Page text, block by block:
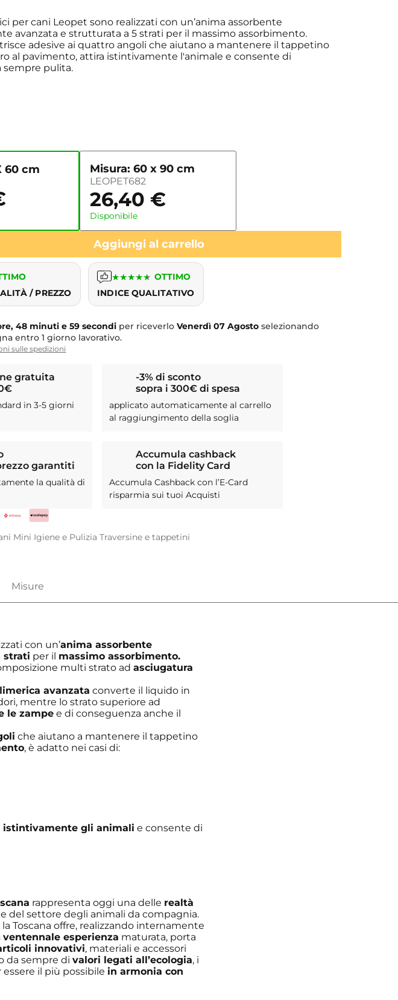
per cani Leopet sono realizzati con un’anima assorbente
avanzata e strutturata a 5 strati per il massimo assorbimento.
adesive ai quattro angoli che aiutano a mantenere il tappetino
al pavimento, attira istintivamente l'animale e consente di
sempre pulita.
60 cm Misura: 60 x 90 cm
LEOPET682
26,40 €
Disponibile
Aggiungi al carrello
/ PREZZO
★★★★★ OTTIMO
INDICE QUALITATIVO
48 minuti e 58 secondi per riceverloVenerdì 07 Agosto selezionando
entro 1 giorno lavorativo.
sulle spedizioni
gratuita
in 3-5 giorni
-3% di sconto
sopra i 300€ di spesa
applicato automaticamente al carrello
al raggiungimento della soglia
garantiti
la qualità di
Accumula cashback
con la Fidelity Card
Accumula Cashback con l’E-Card
risparmia sui tuoi Acquisti
Mini Igiene e Pulizia Traversine e tappetini
con un’anima assorbente
strati per il massimo assorbimento.
multi strato adasciugatura
avanzata converte il liquido in
mentre lo strato superiore ad
le zampe e di conseguenza anche il
che aiutano a mantenere il tappetino
, è adatto nei casi di:
istintivamente gli animali e consente di
rappresenta oggi una delle realtà
del settore degli animali da compagnia.
Toscana offre, realizzando internamente
ventennale esperienza maturata, porta
innovativi, materiali e accessori
da sempre divalori legati all’ecologia, i
il più possibile in armonia con